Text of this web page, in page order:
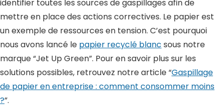
identifier toutes les sources de gaspillages afin de
mettre en place des actions correctives. Le papier est
un exemple de ressources en tension. C’est pourquoi
nous avons lancé le papier recyclé blanc sous notre
marque “Jet Up Green”. Pour en savoir plus sur les
solutions possibles, retrouvez notre article “Gaspillage
de papier en entreprise : comment consommer moins
?”.